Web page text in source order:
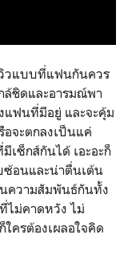
วแบบที่แฟนกันควร
ล้ชิดและอารมณ์พา
แฟนที่มีอยู่ และจะคุ้ม
จะตกลงเป็นแค่
เซ็กส์กันได้ เอะอะก็
ซ้อนและน่าตื่นเต้น
นความสัมพันธ์กันทั้ง
ไม่คาดหวัง ไม่
ใครต้องเผลอใจคิด